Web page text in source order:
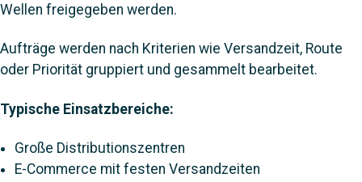
Wellen freigegeben werden.
Aufträge werden nach Kriterien wie Versandzeit, Route
oder Priorität gruppiert und gesammelt bearbeitet.
Typische Einsatzbereiche:
Große Distributionszentren
E-Commerce mit festen Versandzeiten